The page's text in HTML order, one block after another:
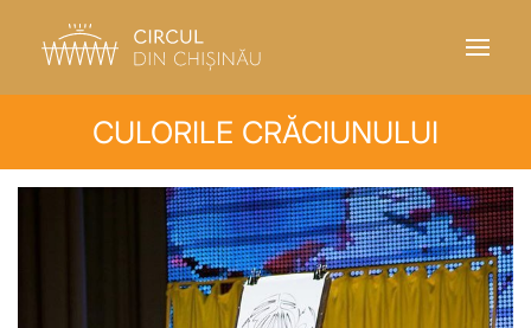
CULORILE CRĂCIUNULUI